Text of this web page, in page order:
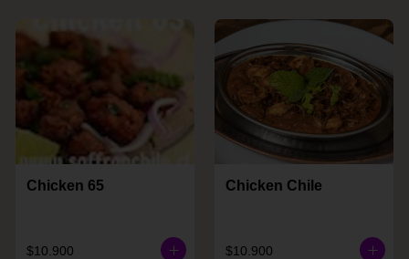
Chicken 65
$10.900
Chicken Chile
$10.900